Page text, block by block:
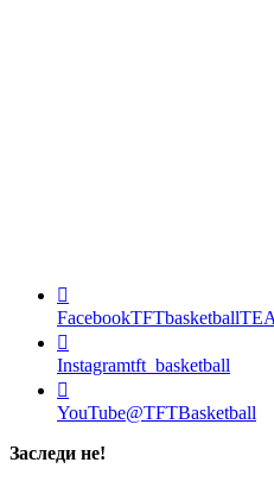
Facebook
Instagramtft_basketball
YouTube@TFTBasketball
Заследи не!